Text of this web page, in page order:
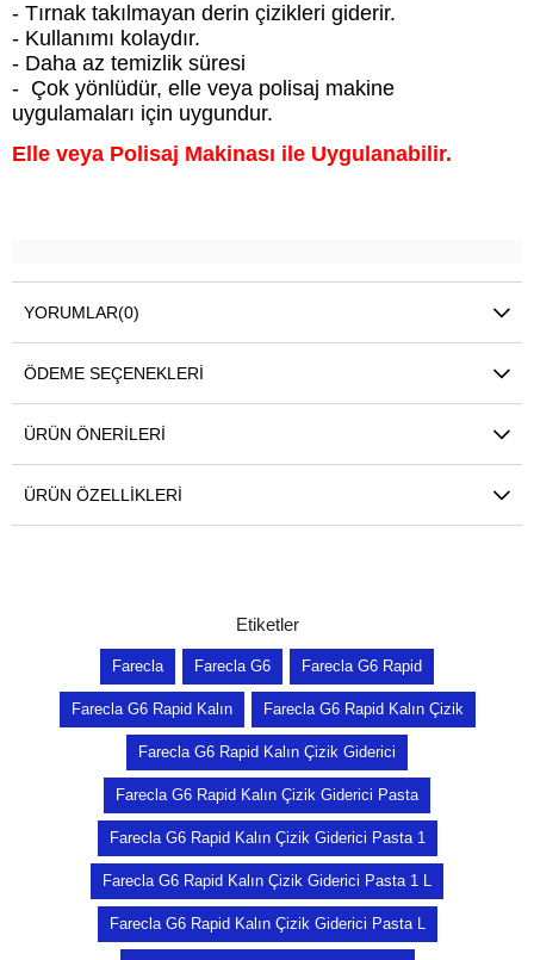
- Tırnak takılmayan derin çizikleri giderir.
- Kullanımı kolaydır.
- Daha az temizlik süresi
- Çok yönlüdür, elle veya polisaj makine
uygulamaları için uygundur.
Elle veya Polisaj Makinası ile Uygulanabilir.
YORUMLAR(0)
ÖDEME SEÇENEKLERI
ÜRÜN ÖNERILERI
ÜRÜN ÖZELLIKLERI
Etiketler
Farecla Farecla G6 Farecla G6 Rapid
Farecla G6 Rapid Kalın Farecla G6 Rapid Kalın Çizik
Farecla G6 Rapid Kalın Çizik Giderici
Farecla G6 Rapid Kalın Çizik Giderici Pasta
Farecla G6 Rapid Kalın Çizik Giderici Pasta 1
Farecla G6 Rapid Kalın Çizik Giderici Pasta 1 L
Farecla G6 Rapid Kalın Çizik Giderici Pasta L